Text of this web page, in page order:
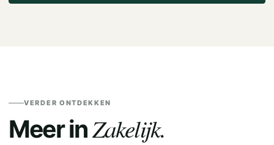
VERDER ONTDEKKEN
Meer inZakelijk.